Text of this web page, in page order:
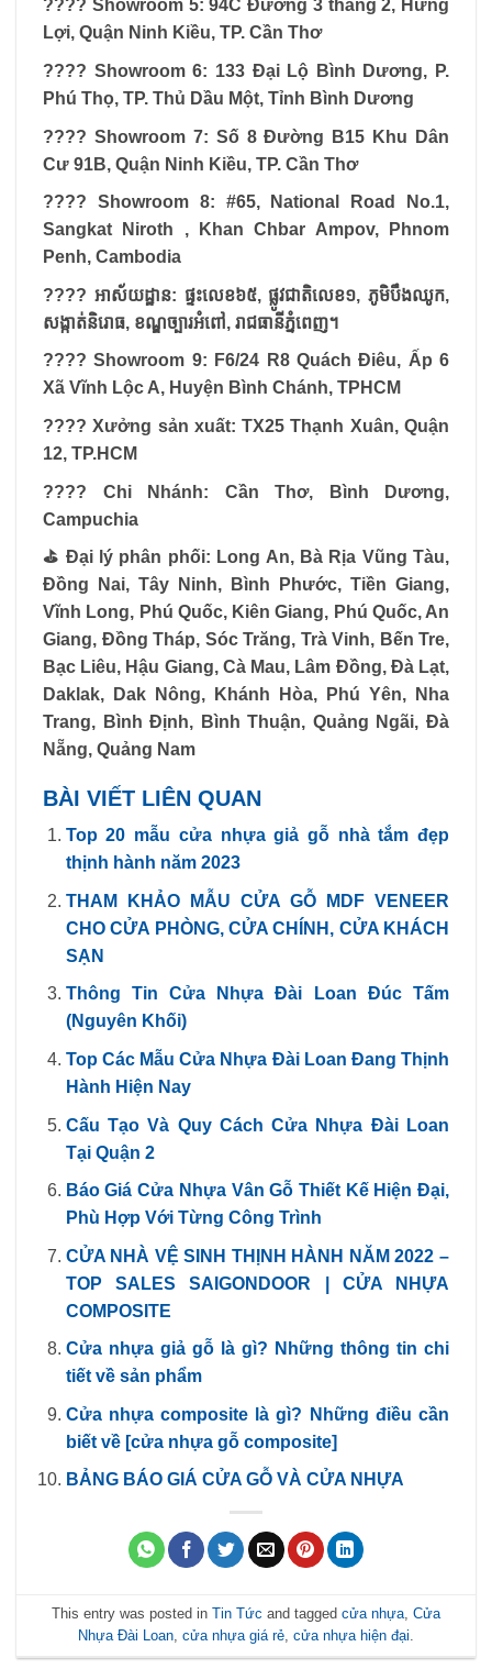
???? Showroom 5: 94C Đường 3 tháng 2, Hưng
Lợi, Quận Ninh Kiều, TP. Cần Thơ
???? Showroom 6: 133 Đại Lộ Bình Dương, P.
Phú Thọ, TP. Thủ Dầu Một, Tỉnh Bình Dương
???? Showroom 7: Số 8 Đường B15 Khu Dân
Cư 91B, Quận Ninh Kiều, TP. Cần Thơ
???? Showroom 8: #65, National Road No.1,
Sangkat Niroth , Khan Chbar Ampov, Phnom
Penh, Cambodia
???? អាស័យដ្ឋាន: ផ្ទះលេខ៦៥,ផ្លូវជាតិលេខ១, ភូមិបឹងឈូក,
សង្កាត់និរោធ, ខណ្ឌច្បារអំពៅ, រាជធានីភ្នំពេញ។
???? Showroom 9: F6/24 R8 Quách Điêu, Ấp 6
Xã Vĩnh Lộc A, Huyện Bình Chánh, TPHCM
???? Xưởng sản xuất: TX25 Thạnh Xuân, Quận
12, TP.HCM
???? Chi Nhánh: Cần Thơ, Bình Dương,
Campuchia
⛳ ️ Đại lý phân phối: Long An, Bà Rịa Vũng Tàu,
Đồng Nai, Tây Ninh, Bình Phước, Tiền Giang,
Vĩnh Long, Phú Quốc, Kiên Giang, Phú Quốc, An
Giang, Đồng Tháp, Sóc Trăng, Trà Vinh, Bến Tre,
Bạc Liêu, Hậu Giang, Cà Mau, Lâm Đồng, Đà Lạt,
Daklak, Dak Nông, Khánh Hòa, Phú Yên, Nha
Trang, Bình Định, Bình Thuận, Quảng Ngãi, Đà
Nẵng, Quảng Nam
BÀI VIẾT LIÊN QUAN
Top 20 mẫu cửa nhựa giả gỗ nhà tắm đẹp
thịnh hành năm 2023
THAM KHẢO MẪU CỬA GỖ MDF VENEER
CHO CỬA PHÒNG, CỬA CHÍNH, CỬA KHÁCH
SẠN
Thông Tin Cửa Nhựa Đài Loan Đúc Tấm
(Nguyên Khối)
Top Các Mẫu Cửa Nhựa Đài Loan Đang Thịnh
Hành Hiện Nay
Cấu Tạo Và Quy Cách Cửa Nhựa Đài Loan
Tại Quận 2
Báo Giá Cửa Nhựa Vân Gỗ Thiết Kế Hiện Đại,
Phù Hợp Với Từng Công Trình
CỬA NHÀ VỆ SINH THỊNH HÀNH NĂM 2022 –
TOP SALES SAIGONDOOR | CỬA NHỰA
COMPOSITE
Cửa nhựa giả gỗ là gì? Những thông tin chi
tiết về sản phẩm
Cửa nhựa composite là gì? Những điều cần
biết về [cửa nhựa gỗ composite]
BẢNG BÁO GIÁ CỬA GỖ VÀ CỬA NHỰA
This entry was posted in Tin Tức and tagged cửa nhựa Cửa
Nhựa Đài Loan cửa nhựa giá rẻ cửa nhựa hiện đại